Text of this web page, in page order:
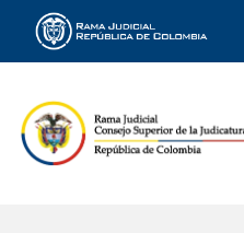
Rama Judicial